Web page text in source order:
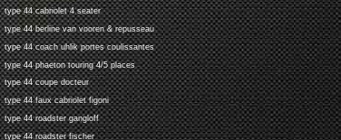
type 44 cabriolet 4 seater
type 44 berline van vooren & repusseau
type 44 coach uhlik portes coulissantes
type 44 phaeton touring 4/5 places
type 44 coupe docteur
type 44 faux cabriolet figoni
type 44 roadster gangloff
type 44 roadster fischer